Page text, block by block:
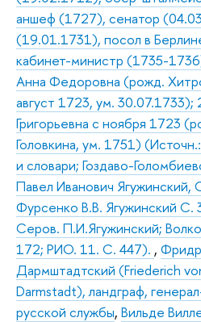
аншеф (1727), сенатор
(19.01.1731), посол в
кабинет-министр (1735-
Анна Федоровна (рожд.
август 1723, ум. 30.07.1733);
Григорьевна с ноября 1723
Головкина, ум. 1751)
и словари; Гоздаво-
Павел Иванович Ягужинский,
Фурсенко В.В. Ягужинский С.
Серов. П.И.Ягужинский;
172; РИО. 11. С. 447). ,
Дармштадтский (Friederich
Darmstadt), ландграф,
русской службы, Вильде